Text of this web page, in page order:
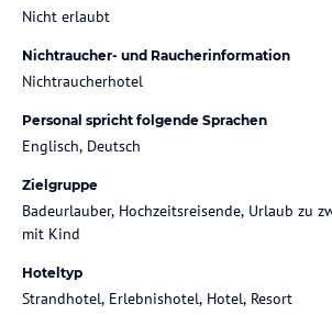
Nicht erlaubt
Nichtraucher- und Raucherinformation
Nichtraucherhotel
Personal spricht folgende Sprachen
Englisch, Deutsch
Zielgruppe
Badeurlauber, Hochzeitsreisende, Urlaub zu
mit Kind
Hoteltyp
Strandhotel, Erlebnishotel, Hotel, Resort